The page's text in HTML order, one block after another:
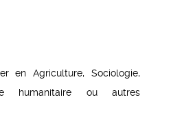
en Agriculture, Sociologie,
humanitaire ou autres